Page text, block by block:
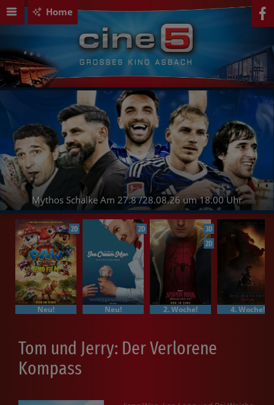
Home
Schalke Am 27.8 /28.08.26 um 18.00 Uhr
2D
Neu!
2D
Neu!
3D
2D
2. Woche! 4. Woche!
Tom und Jerry: Der Verlorene
Kompass